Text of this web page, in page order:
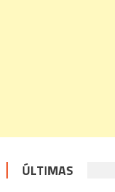
ÚLTIMAS